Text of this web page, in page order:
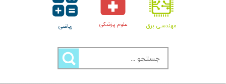
مهندسی برق علوم پزشکی ریاضی
جستجو
برای: